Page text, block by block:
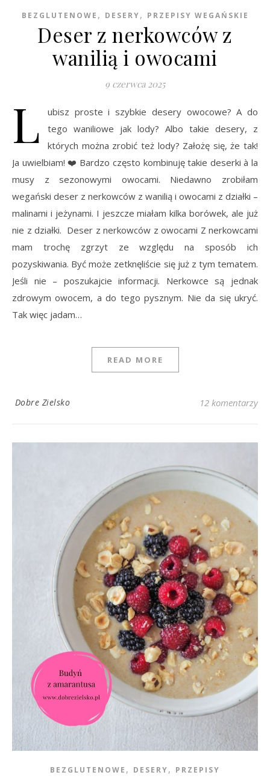
BEZGLUTENOWE , DESERY, PRZEPISY WEGAŃSKIE
Deser z nerkowców z
wanilią i owocami
9 czerwca 2025
L
ubisz proste i szybkie desery owocowe? A do
tego waniliowe jak lody? Albo takie desery, z
których można zrobić też lody? Założę się, że tak!
Ja uwielbiam! ❤️ Bardzo często kombinuję takie deserki à la
musy z sezonowymi owocami. Niedawno zrobiłam
wegański deser z nerkowców z wanilią i owocami z działki –
malinami i jeżynami. I jeszcze miałam kilka borówek, ale już
nie z działki. Deser z nerkowców z owocami Z nerkowcami
mam trochę zgrzyt ze względu na sposób ich
pozyskiwania. Być może zetknęliście się już z tym tematem.
Jeśli nie – poszukajcie informacji. Nerkowce są jednak
zdrowym owocem, a do tego pysznym. Nie da się ukryć.
Tak więc jadam…
READ MORE
Dobre Zielsko 12 komentarzy
BEZGLUTENOWE , DESERY, PRZEPISY